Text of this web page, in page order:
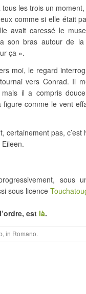
les trois un
comme si elle était
avait caressé le
son bras autour de
ça ».
moi, le regard
vers Conrad. Il
mais il a compris
figure comme le vent
certainement pas, c’est
sous
sous licence
est là.
, in Romano.